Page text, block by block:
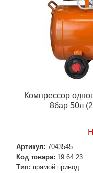
Компрессор
8бар 50л
Артикул: 7043545
Код товара: 19.64.23
Tип: прямой привод